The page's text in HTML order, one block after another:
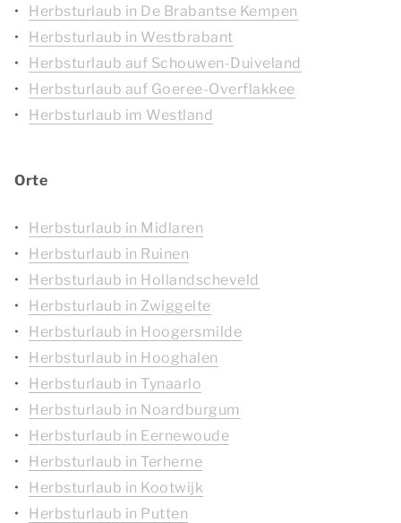
Herbsturlaub in De Brabantse Kempen
Herbsturlaub in Westbrabant
Herbsturlaub auf Schouwen-Duiveland
Herbsturlaub auf Goeree-Overflakkee
Herbsturlaub im Westland
Orte
Herbsturlaub in Midlaren
Herbsturlaub in Ruinen
Herbsturlaub in Hollandscheveld
Herbsturlaub in Zwiggelte
Herbsturlaub in Hoogersmilde
Herbsturlaub in Hooghalen
Herbsturlaub in Tynaarlo
Herbsturlaub in Noardburgum
Herbsturlaub in Eernewoude
Herbsturlaub in Terherne
Herbsturlaub in Kootwijk
Herbsturlaub in Putten